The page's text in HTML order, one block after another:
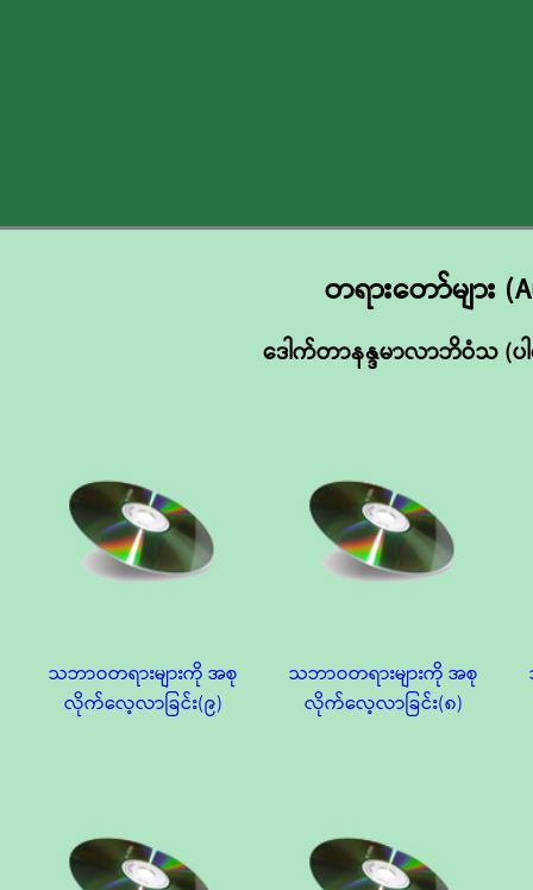
တရားတော်များ
ဒေါက်တာနန္ဒမာလာဘိဝံသ (ပ
သဘာဝတရားများကို အစု
လိုက်လေ့လာခြင်း(၉)
သဘာဝတရားများကို အစု
လိုက်လေ့လာခြင်း(၈)